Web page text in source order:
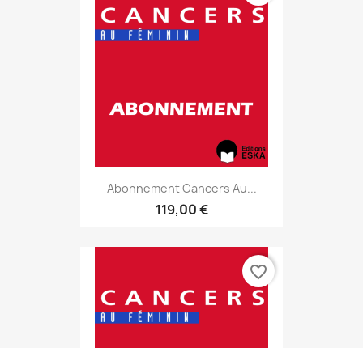
Abonnement Cancers Au...
119,00 €
favorite_border